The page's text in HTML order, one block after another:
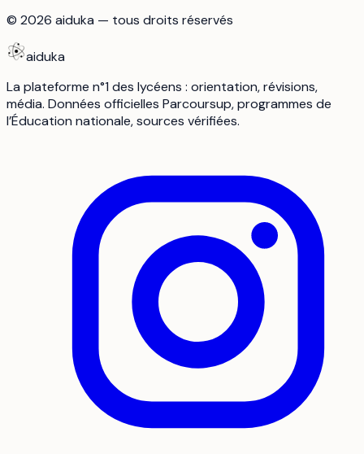
© 2026 aiduka — tous droits réservés
aiduka
La plateforme n°1 des lycéens : orientation, révisions,
média. Données officielles Parcoursup, programmes de
l’Éducation nationale, sources vérifiées.